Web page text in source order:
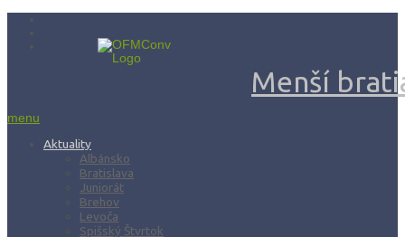
Menší
menu
Aktuality
Albánsko
Bratislava
Juniorát
Brehov
Levoča
Spišský Štvrtok